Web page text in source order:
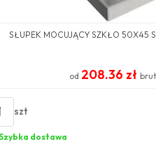
SŁUPEK MOCUJĄCY SZKŁO 50X45
od 208.36 zł
szt
dostawa